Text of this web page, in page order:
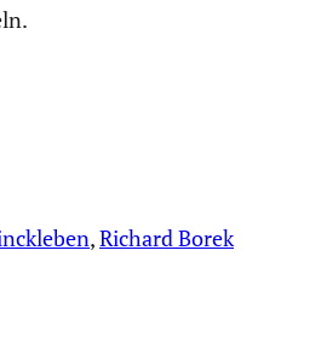
, Richard Borek